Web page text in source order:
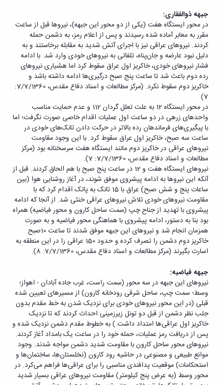
جبهه ذوالفقاری:
در محور ایستگاه هفت (یکی از دو محور این جبهه)، نیروها قبل از ساعت
مقرر به معابر آماده شده رسیدند و پس از اعلام رمز، به دشمن حمله
کردند. نیروهای عراقی نیز با اجرای آتش شدید به مقابله برخاستند و به
دلیل نبود عارضه و جان‌پناه، تلفاتی به نیروهای خودی وارد شد. با ادامه
فشار نیروهای خودی، خاکریز اول عراق سقوط کرد اما هشیاری نیروهای
رده دوم باعث شد تا ساعت پنج صبح درگیری‌ها ادامه داشته باشد و
خاکریز دوم سقوط نکرد. (مرکز مطالعات و اسناد دفاع مقدس، 7/7/1360:
7)
در محور ایستگاه 12 به علت تعلل گردان 112 و عدم حمایت مناسب
واحدهای زرهی در دو ساعت اول عملیات اقدام خاصی صورت نگرفت؛ اما
با پیگیری‌های فرماندهان رده بالاتر در حرکت دادن تانک‌های خودی در
ساعت سه صبح، خاکریز اول عراق سقوط کرد. با این وجود مقاومت
نیروهای عراقی در خاکریز دوم مانند ایستگاه هفت سرسختانه بود (مرکز
مطالعات و اسناد دفاع مقدس، 7/7/1360: 7).
نیروهای ایستگاه هفت و 12 در ساعت پنج صبح با هم الحاق کردند. قبل از
آنکه این نیروها به ادامه پیشروی موفق شوند، در آغاز روشنایی هوا (بین
ساعات پنج و شش صبح) عراق با 15 تانک به پاتک اقدام کرد که با
مقاومت نیروهای خودی تلاش نیروهای عراقی خنثی شد. از آنجا که ادامه
پیشروی با تهدید از جناح چپ (سمت ساحل کارون و محور فیاضیه) همراه
بود بنا به دستور، ادامه پیشروی با هماهنگی محور فیاضیه و به صورت
همزمان انجام شد و نیروهای این جبهه موفق شدند تا ساعت 10صبح
خاکریز دوم دشمن را تصرف کرده و حدود 150 عراقی را در این منطقه به
اسارت بگیرند (مرکز مطالعات و اسناد دفاع مقدس، 7/7/1360: 8).
جبهه فیاضیه:
نیروهای این جبهه در سه محور (سمت راست، غرب جاده آبادان - اهواز؛
وسط؛ سمت چپ، ساحل شرقی رودخانه کارون) از مسیرهای تعیین شده
قبلی (در این محور نیروهای خودی برای نزدیک شدن به خط مقدم بدون
جلب نظر دشمن از قبل دو تونل زیرزمینی احداث کردند که تا نزدیک
خاکریز اول عراقی‌ها امتداد داشت.) به خطوط مقدم دشمن نزدیک شده و
پس از دریافت رمز عملیات، حمله خود را در ساعت یک بامداد آغاز کردند.
نیروهای محور ساحل کارون با مقاومت شدید دشمن مواجه شدند. وجود
موانع طبیعی و مصنوعی در حاشیه رود کارون (نخلستان‌ها، ساختمان‌ها و
استحکامات) موقعیت پدافندی مناسبی را برای عراقی‌ها فراهم می‌کرد. در
محور وسط (به عرض پنج کیلومتر) مقاومت نیروهای عراقی بسیار شدید